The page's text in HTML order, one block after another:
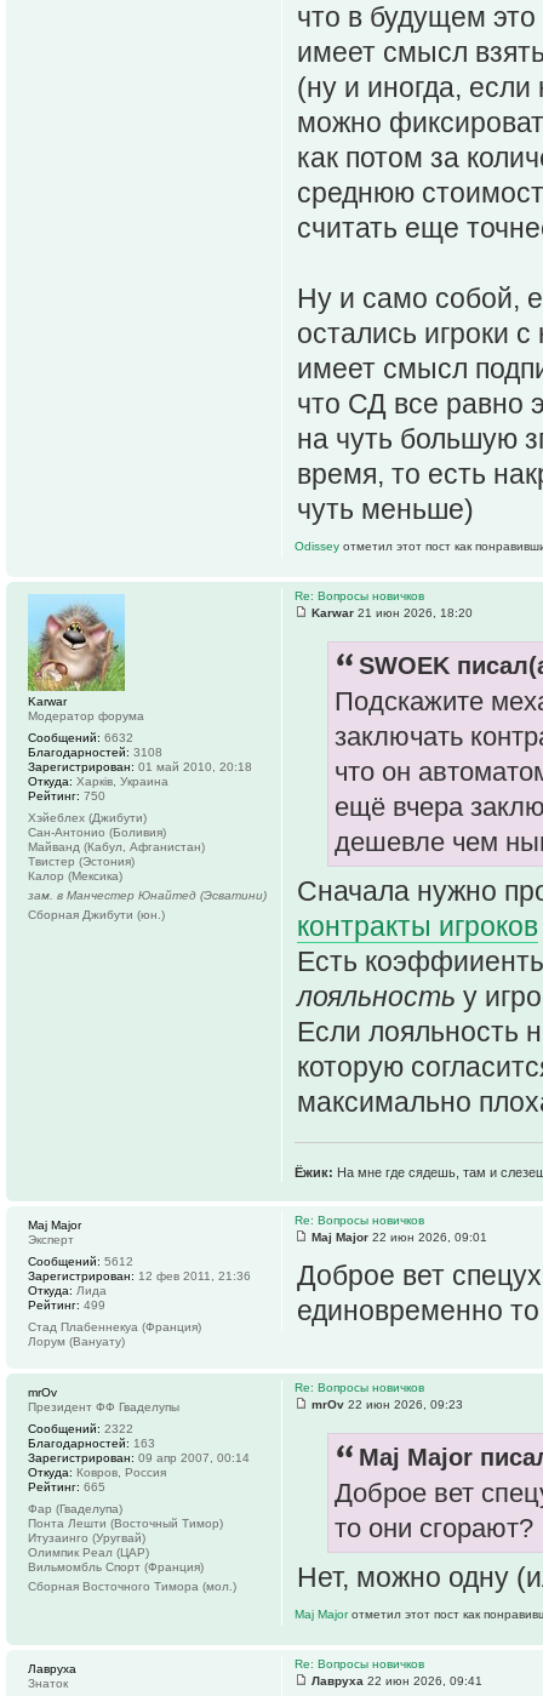
что в будущем это
имеет смысл
(ну и иногда, если
можно
как потом за
среднюю
считать еще
Ну и само собой,
остались игроки
имеет смысл
что СД все равно
на чуть большую
время, то есть
чуть меньше)
Odissey отметил этот пост как
Re: Вопросы новичков
Karwar 21 июн 2026, 18:20
SWOEK
Подскажите
заключать
что он
ещё вчера
дешевле чем
Сначала нужно
контракты игроков
Есть
лояльность у
Если лояльность
которую
максимально
Ёжик: На мне где сядешь, там и
Karwar
Модератор форума
Сообщений: 6632
Благодарностей: 3108
Зарегистрирован: 01 май 2010, 20:18
Откуда: Харків, Украина
Рейтинг: 750
Хэйеблех (Джибути)
Сан-Антонио (Боливия)
Майванд (Кабул, Афганистан)
Твистер (Эстония)
Калор (Мексика)
зам. в Манчестер Юнайтед (Эсватини)
Сборная Джибути (юн.)
Re: Вопросы новичков
Maj Major 22 июн 2026, 09:01
Доброе вет
единовременно
Maj Major
Эксперт
Сообщений: 5612
Зарегистрирован: 12 фев 2011, 21:36
Откуда: Лида
Рейтинг: 499
Стад Плабеннекуа (Франция)
Лорум (Вануату)
Re: Вопросы новичков
mrOv 22 июн 2026, 09:23
Maj Major
Доброе вет
то они сгорают?
Нет, можно одну
Maj Majorотметил этот пост как
mrOv
Президент ФФ Гваделупы
Сообщений: 2322
Благодарностей: 163
Зарегистрирован: 09 апр 2007, 00:14
Откуда: Ковров, Россия
Рейтинг: 665
Фар (Гваделупа)
Понта Лешти (Восточный Тимор)
Итузаинго (Уругвай)
Олимпик Реал (ЦАР)
Вильмомбль Спорт (Франция)
Сборная Восточного Тимора (мол.)
Re: Вопросы новичков
Лавруха 22 июн 2026, 09:41
Лавруха
Знаток